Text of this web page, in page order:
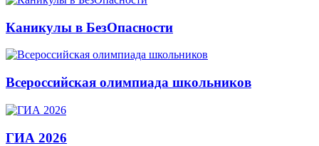
Каникулы в БезОпасности
Всероссийская олимпиада школьников
ГИА 2026